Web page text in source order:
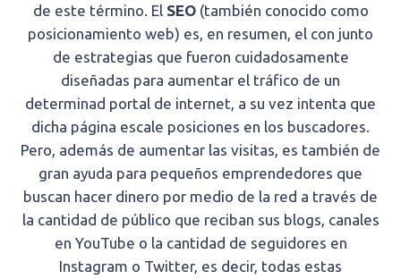
de este término. El SEO(también conocido como
posicionamiento web) es, en resumen, el con junto
de estrategias que fueron cuidadosamente
diseñadas para aumentar el tráfico de un
determinad portal de internet, a su vez intenta que
dicha página escale posiciones en los buscadores.
Pero, además de aumentar las visitas, es también de
gran ayuda para pequeños emprendedores que
buscan hacer dinero por medio de la red a través de
la cantidad de público que reciban sus blogs, canales
en YouTube o la cantidad de seguidores en
Instagram o Twitter, es decir, todas estas